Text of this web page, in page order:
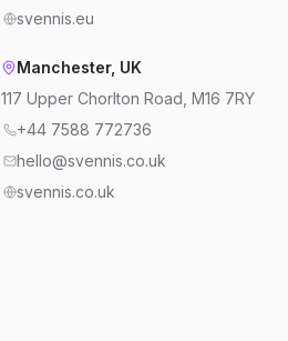
svennis.eu
Manchester, UK
117 Upper Chorlton Road, M16 7RY
+44 7588 772736
hello@svennis.co.uk
svennis.co.uk